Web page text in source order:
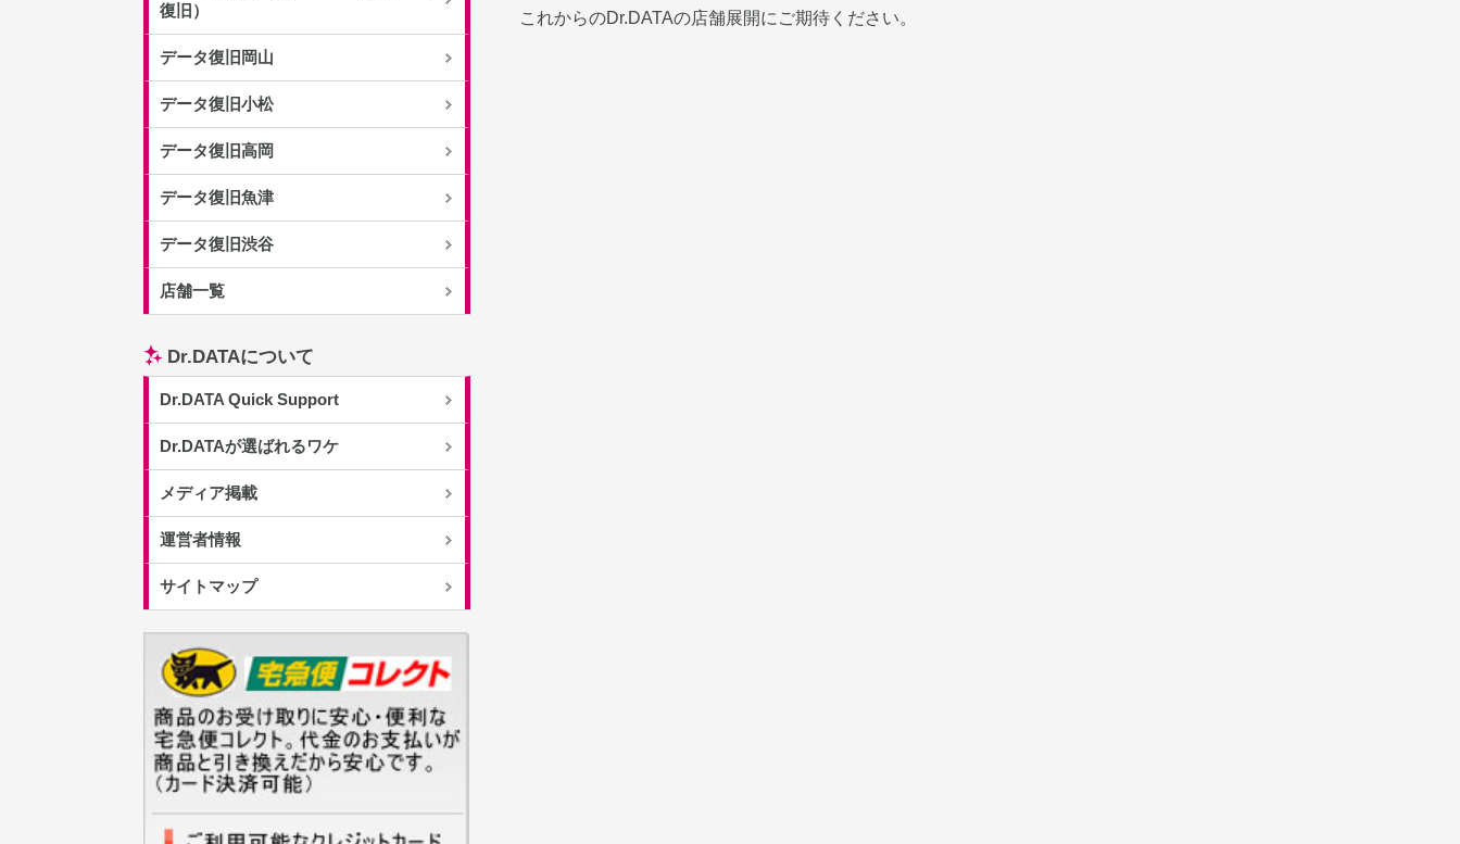
これからのDr.DATAの店舗展開にご期待ください。
復旧）
データ復旧岡山
データ復旧小松
データ復旧高岡
データ復旧魚津
データ復旧渋谷
店舗一覧
Dr.DATAについて
Dr.DATA Quick Support
Dr.DATAが選ばれるワケ
メディア掲載
運営者情報
サイトマップ